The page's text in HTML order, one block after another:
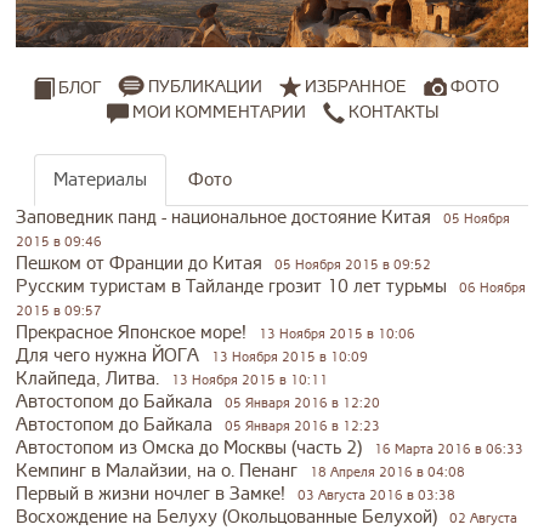
БЛОГ ПУБЛИКАЦИИ ИЗБРАННОЕ
ФОТО
МОИ КОММЕНТАРИИ
КОНТАКТЫ
Материалы
Фото
Заповедник панд - национальное достояние Китая
05 Ноября
2015 в 09:46
Пешком от Франции до Китая 05 Ноября 2015 в 09:52
Русским туристам в Тайланде грозит 10 лет турьмы
06 Ноября
2015 в 09:57
Прекрасное Японское море! 13 Ноября 2015 в 10:06
Для чего нужна ЙОГА 13 Ноября 2015 в 10:09
Клайпеда, Литва. 13 Ноября 2015 в 10:11
Автостопом до Байкала 05 Января 2016 в 12:20
Автостопом до Байкала 05 Января 2016 в 12:23
Автостопом из Омска до Москвы (часть 2) 16 Марта 2016 в 06:33
Кемпинг в Малайзии, на о. Пенанг 18 Апреля 2016 в 04:08
Первый в жизни ночлег в Замке! 03 Августа 2016 в 03:38
Восхождение на Белуху (Окольцованные Белухой)
02 Августа